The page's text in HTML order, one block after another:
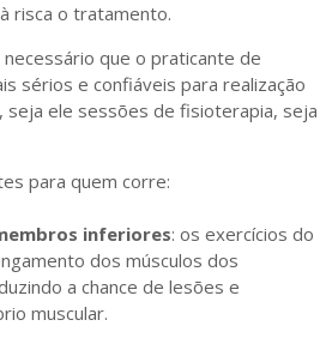
risca o tratamento.
que o praticante de
sérios e confiáveis para realização
ele sessões de fisioterapia, seja
para quem corre:
inferiores: os exercícios do
dos músculos dos
a chance de lesões e
muscular.